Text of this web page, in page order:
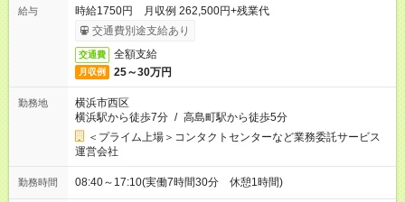
給与
時給1750円 月収例 262,500円+残業代
交通費別途支給あり
交通費 全額支給
月収例 25～30万円
勤務地
横浜市西区
横浜駅から徒歩7分 / 高島町駅から徒歩5分
＜プライム上場＞コンタクトセンターなど業務委託サービス
運営会社
勤務時間 08:40～17:10(実働7時間30分 休憩1時間)